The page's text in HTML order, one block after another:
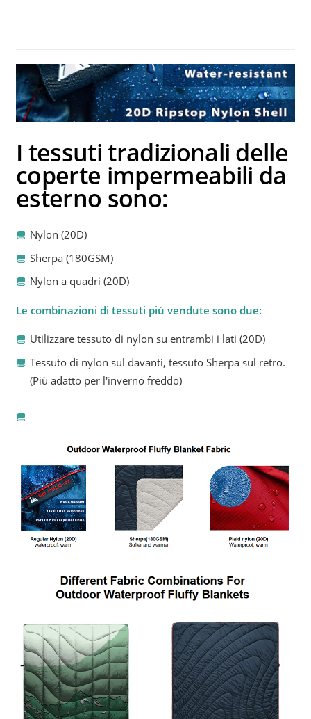
I tessuti tradizionali delle
coperte impermeabili da
esterno sono:
Nylon (20D)
Sherpa (180GSM)
Nylon a quadri (20D)
Le combinazioni di tessuti più vendute sono due:
Utilizzare tessuto di nylon su entrambi i lati (20D)
Tessuto di nylon sul davanti, tessuto Sherpa sul retro.
(Più adatto per l'inverno freddo)